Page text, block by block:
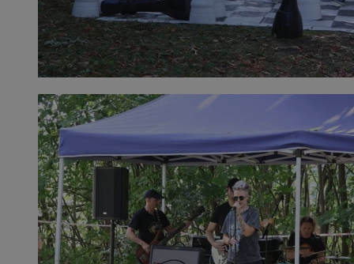
Niesklasyfikowane
Niezbędne Wydajność Targetowanie
Niezbędne pliki cookie umożliwiają korzystanie z podstawowych
takich jak logowanie użytkownika i zarządzanie kontem. Bez
można prawidłowo korzystać ze strony internetowej.
Nazwa
Provider/
Domena
Okres
SessID
orzesze.com.pl 1 rok